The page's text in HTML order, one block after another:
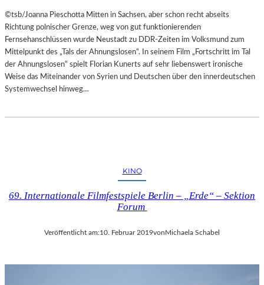
©tsb/Joanna Pieschotta Mitten in Sachsen, aber schon recht abseits
Richtung polnischer Grenze, weg von gut funktionierenden
Fernsehanschlüssen wurde Neustadt zu DDR-Zeiten im Volksmund zum
Mittelpunkt des „Tals der Ahnungslosen“. In seinem Film „Fortschritt im Tal
der Ahnungslosen“ spielt Florian Kunerts auf sehr liebenswert ironische
Weise das Miteinander von Syrien und Deutschen über den innerdeutschen
Systemwechsel hinweg…
KINO
69. Internationale Filmfestspiele Berlin – „Erde“ – Sektion
Forum
Veröffentlicht am:10. Februar 2019vonMichaela Schabel